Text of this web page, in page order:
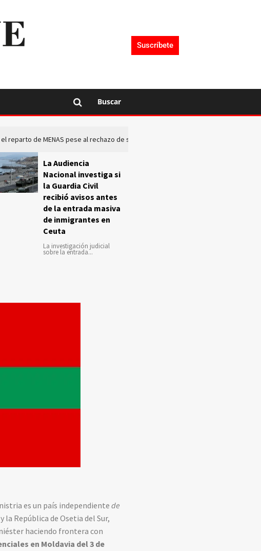
Suscríbete
Buscar
reparto de MENAS pese al rechazo de sus comunidades
La Audiencia
Nacional investiga si
la Guardia Civil
recibió avisos antes
de la entrada masiva
de inmigrantes en
Ceuta
La investigación judicial
sobre la entrada...
es un país independientede
República de Osetia del Sur,
haciendo frontera con
en Moldavia del 3 de